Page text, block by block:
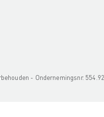
- Ondernemingsnr.